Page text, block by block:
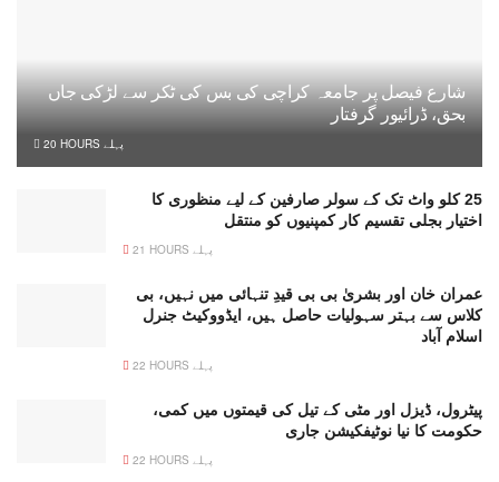
شارع فیصل پر جامعہ کراچی کی بس کی ٹکر سے لڑکی جاں
بحق، ڈرائیور گرفتار
20 HOURS پہلے
25 کلو واٹ تک کے سولر صارفین کے لیے منظوری کا
اختیار بجلی تقسیم کار کمپنیوں کو منتقل
21 HOURS پہلے
عمران خان اور بشریٰ بی بی قیدِ تنہائی میں نہیں، بی
کلاس سے بہتر سہولیات حاصل ہیں، ایڈووکیٹ جنرل
اسلام آباد
22 HOURS پہلے
پیٹرول، ڈیزل اور مٹی کے تیل کی قیمتوں میں کمی،
حکومت کا نیا نوٹیفکیشن جاری
22 HOURS پہلے